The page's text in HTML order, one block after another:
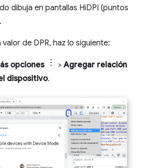
dibuja en pantallas HiDPI (puntos
de DPR, haz lo siguiente:
opciones >Agregar relación
dispositivo.